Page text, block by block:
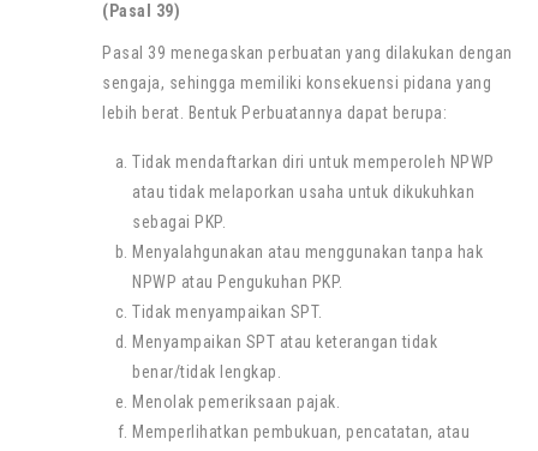
(Pasal 39)
Pasal 39 menegaskan perbuatan yang dilakukan dengan
sengaja, sehingga memiliki konsekuensi pidana yang
lebih berat. Bentuk Perbuatannya dapat berupa:
Tidak mendaftarkan diri untuk memperoleh NPWP
atau tidak melaporkan usaha untuk dikukuhkan
sebagai PKP.
Menyalahgunakan atau menggunakan tanpa hak
NPWP atau Pengukuhan PKP.
Tidak menyampaikan SPT.
Menyampaikan SPT atau keterangan tidak
benar/tidak lengkap.
Menolak pemeriksaan pajak.
Memperlihatkan pembukuan, pencatatan, atau